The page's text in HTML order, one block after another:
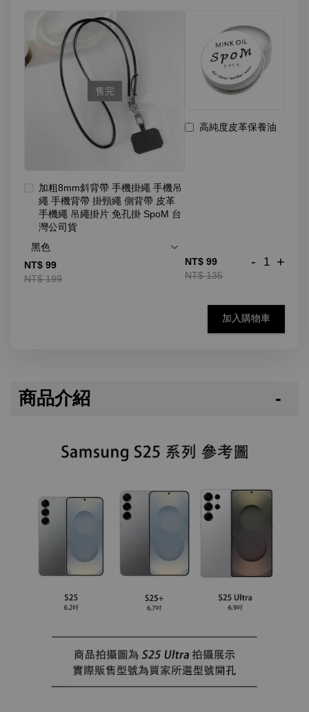
售完
加粗8mm斜背帶 手機掛繩 手機吊
繩 手機背帶 掛頸繩 側背帶 皮革
手機繩 吊繩掛片 免孔掛 SpoM 台
灣公司貨
NT$ 99
NT$ 199
高純度皮革保養油
NT$ 99
NT$ 135
- +
加入購物車
商品介紹